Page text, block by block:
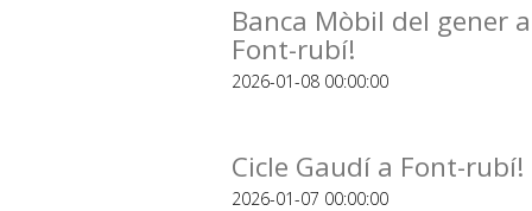
Banca Mòbil del gener a
Font-rubí!
2026-01-08 00:00:00
Cicle Gaudí a Font-rubí!
2026-01-07 00:00:00